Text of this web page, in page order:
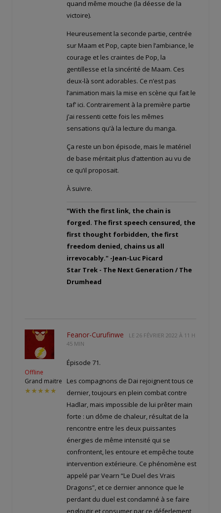
quand même mouche (la déesse de la
victoire).
Heureusement la seconde partie, centrée
sur Maam et Pop, capte bien l’ambiance, le
courage et les craintes de Pop, la
gentillesse et la sincérité de Maam. Ces
deux-là sont adorables. Ce n’est pas
l’animation mais la mise en scène qui fait le
taf’ ici. Contrairement à la première partie
j’ai ressenti cette fois les mêmes
sensations qu’à la lecture du manga.
Ça reste un bon épisode, mais le matériel
de base méritait plus d’attention au vu de
ce qu’il proposait.
À suivre.
"With the first link, the chain is
forged. The first speech censured, the
first thought forbidden, the first
freedom denied, chains us all
irrevocably." -Jean-Luc Picard
Star Trek - The Next Generation / The
Drumhead
Offline
Grand maitre
★★★★★
Feanor-Curufinwe LE 26 FÉVRIER 2022 À 11 H
45 MIN
Épisode 71.
Les compagnons de Dai rejoignent tous ce
dernier, toujours en plein combat contre
Hadlar, mais impossible de lui prêter main
forte : un dôme de chaleur, résultat de la
rencontre entre les deux puissantes
énergies de même intensité qui se
confrontent, les entoure et empêche toute
intervention extérieure. Ce phénomène est
appelé par Vearn “Le Duel des Vrais
Dragons”, et ce dernier annonce que le
perdant du duel est condamné à se faire
engloutir et consumer par ce déferlement